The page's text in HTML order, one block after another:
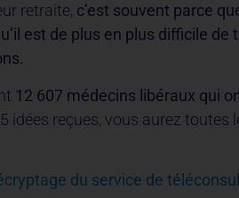
retraite, c’est souvent parce
est de plus en plus difficile
12 607 médecins libéraux qui
idées reçues, vous aurez
du service de